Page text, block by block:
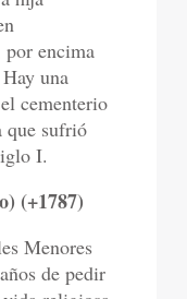
por encima
una
cementerio
que sufrió
I.
(+1787)
Menores
de pedir